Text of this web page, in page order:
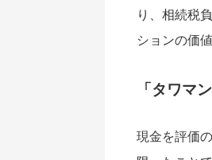
り、相続税
ションの価
「タワマ
現金を評価